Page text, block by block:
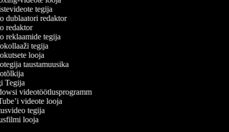
tegija
dublaatori redaktor
redaktor
reklaamide tegija
tegija
looja
taustamuusika
videotöötlusprogramm
videote looja
tegija
looja